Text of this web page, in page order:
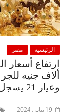
الرئيسية مصر
ألاف جنيه
وعيار 21 يسجل 3560 جنيها
19 يناير، 2024